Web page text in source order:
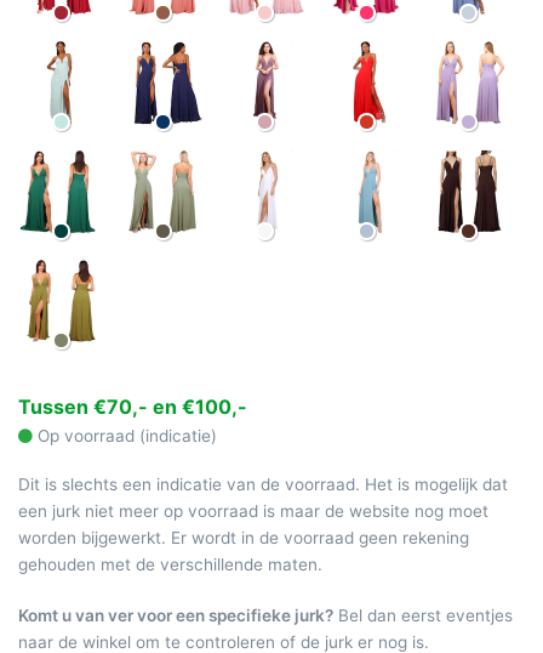
Tussen €70,- en €100,-
Op voorraad (indicatie)
Dit is slechts een indicatie van de voorraad. Het is mogelijk dat
een jurk niet meer op voorraad is maar de website nog moet
worden bijgewerkt. Er wordt in de voorraad geen rekening
gehouden met de verschillende maten.
Komt u van ver voor een specifieke jurk? Bel dan eerst eventjes
naar de winkel om te controleren of de jurk er nog is.